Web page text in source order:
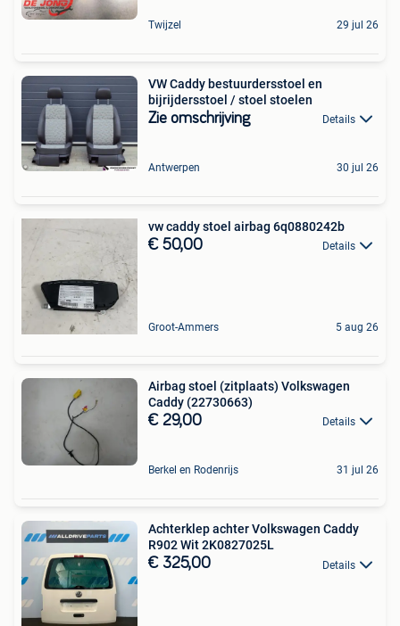
Twijzel 29 jul 26
VW Caddy bestuurdersstoel en
bijrijdersstoel / stoel stoelen
Zie omschrijving Details
Antwerpen 30 jul 26
vw caddy stoel airbag 6q0880242b
€ 50,00 Details
Groot-Ammers 5 aug 26
Airbag stoel (zitplaats) Volkswagen
Caddy (22730663)
€ 29,00 Details
Berkel en Rodenrijs 31 jul 26
Achterklep achter Volkswagen Caddy
R902 Wit 2K0827025L
€ 325,00 Details